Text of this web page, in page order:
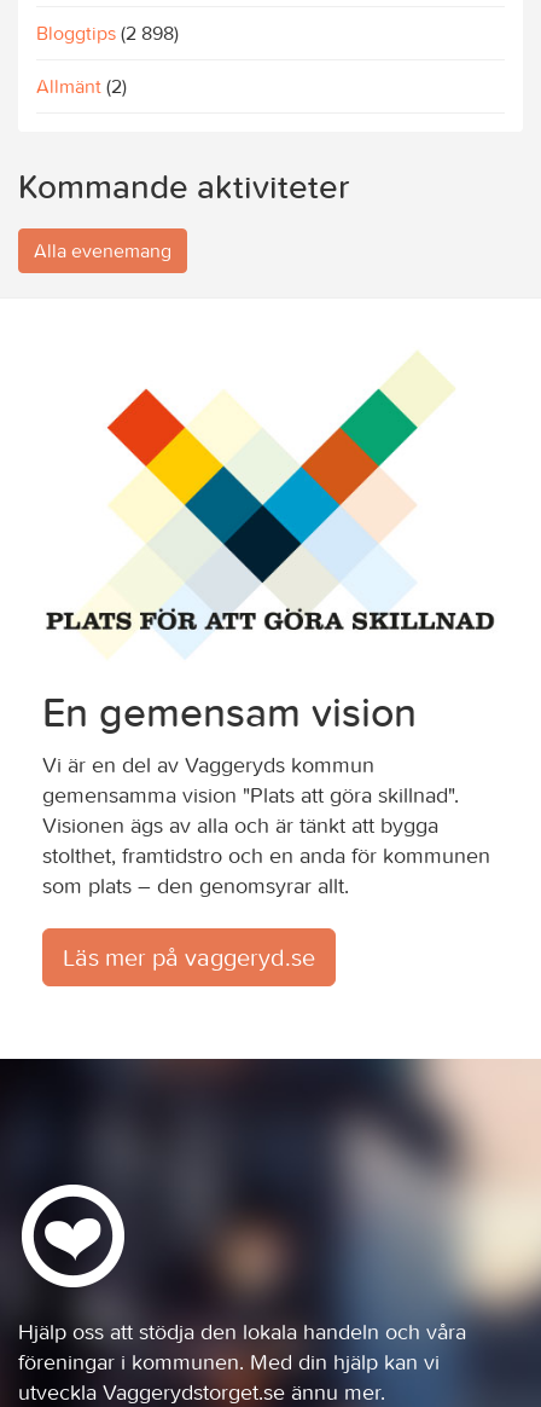
Bloggtips (2 898)
Allmänt (2)
Kommande aktiviteter
Alla evenemang
En gemensam vision
Vi är en del av Vaggeryds kommun
gemensamma vision "Plats att göra skillnad".
Visionen ägs av alla och är tänkt att bygga
stolthet, framtidstro och en anda för kommunen
som plats – den genomsyrar allt.
Läs mer på vaggeryd.se
Hjälp oss att stödja den lokala handeln och våra
föreningar i kommunen. Med din hjälp kan vi
utveckla Vaggerydstorget.se ännu mer.